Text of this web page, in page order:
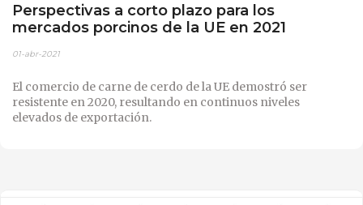
Perspectivas a corto plazo para los
mercados porcinos de la UE en 2021
01-abr-2021
El comercio de carne de cerdo de la UE demostró ser
resistente en 2020, resultando en continuos niveles
elevados de exportación.